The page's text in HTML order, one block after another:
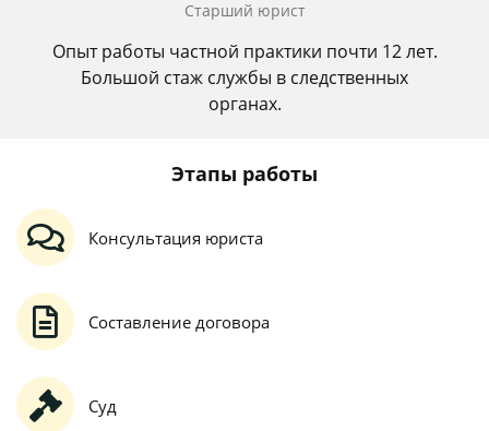
Старший юрист
Опыт работы частной практики почти 12 лет.
Большой стаж службы в следственных
органах.
Этапы работы
Консультация юриста
Составление договора
Суд